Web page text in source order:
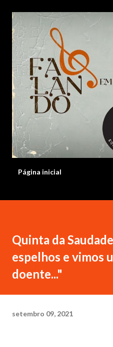
Pular para o
Página inicial
Quinta da
espelhos e vimos
doente..."
setembro 09, 2021